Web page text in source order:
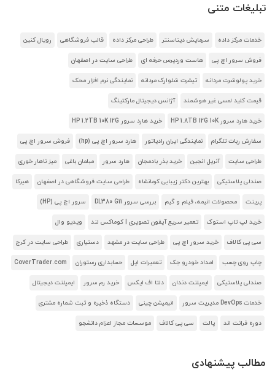
تبلیغات متنی
خدمات مرکز داده سرمایش دیتاسنتر طراحی مرکز داده قالب فروشگاهی رویال کنین
فروش سرور اچ پی هاست وردپرس حرفه ای طراحی سایت در اصفهان
خرید پولوشرت مردانه تیشرت شلوارک مردانه نمایندگی نرم افزار محک
قیمت کلید لمسی غیر هوشمند آژانس دیجیتال مارکتینگ
خرید هارد سرور HP 1.8TB 12G 10K خرید هارد سرور HP 1.2TB 10K 12G
سفارش ربات تلگرام نمایندگی ایران رادیاتور هارد سرور اچ پی (hp) فروش سرور اچ پی
طراحی سایت آنریل انجین خرید بذر بادمجان هارد سرور مبلمان باغی میز ناهار خوری
صندلی پلاستیکی بهترین دکتر زیبایی کرمانشاه طراحی سایت فروشگاهی در اصفهان هیرکا
پرینت محصولات انیمه، فیلم و گیم بررسی سرور DL380 G11 سرور اچ پی (HP)
خرید لپ تاپ استوک تعمیر سریع آیفون تصویری | کوماکس لند ویدیو وال
سی پی کالاف خرید سرور اچ پی طراحی سایت در مشهد دستیاری طراحی سایت در کرج
چاپ روی چسب امداد خودرو جک تعمیرات اپل حسابداری رستوران CoverTrader.com
صندلی پلاستیکی ایمپلنت دندان دلتا اف ایکس خرید رم سرور ایمپلنت دیجیتال
خدمات DevOps مدیریت سرور انیمیشن چینی دستگاه ذخیره و ثبت شماره مشتری
دوره فرانت اند پالت سی پی کالاف موسسات مجاز اعزام دانشجو
مطالب پیشنهادی